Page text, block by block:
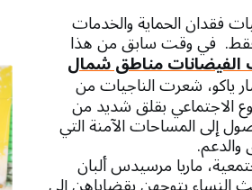
فقدان الحماية والخدمات
في وقت سابق من هذا
الفيضانات مناطق شمال
ياكو، شعرت الناجيات من
الاجتماعي بقلق شديد من
إلى المساحات الآمنة التي
والدعم.
ماريا مرسيدس ألبان